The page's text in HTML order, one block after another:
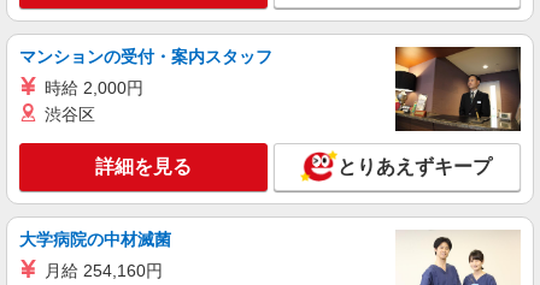
通費全支給(ガソリン代含む)＞
大田原市内多数 マイカー通勤OK
キープ 詳細を見る
派遣社員
株式会社kotrio /●UT-H-2010080
大田原市＊少人数グルホで利用者さんと家事や
掃除など♪日払いOK
時給1500円〜2125円 ＜日払い有/週払い有/交
通費全支給(ガソリン代含む)＞
マンションの受付・案内スタッフ
時給 2,000円
渋谷区
詳細を見る とりあえずキープ
大学病院の中材滅菌
月給 254,160円